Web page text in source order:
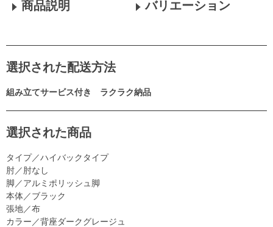
商品説明 バリエーション
選択された配送方法
組み立てサービス付き ラクラク納品
選択された商品
タイプ／ハイバックタイプ
肘／肘なし
脚／アルミポリッシュ脚
本体／ブラック
張地／布
カラー／背座ダークグレージュ